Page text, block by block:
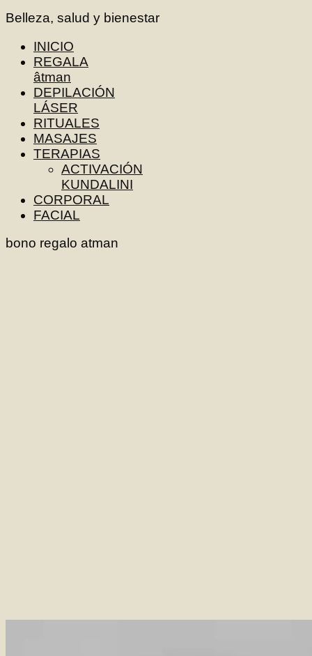
Belleza, salud y bienestar
INICIO
REGALA
âtman
DEPILACIÓN
LÁSER
RITUALES
MASAJES
TERAPIAS
ACTIVACIÓN
KUNDALINI
CORPORAL
FACIAL
bono regalo atman